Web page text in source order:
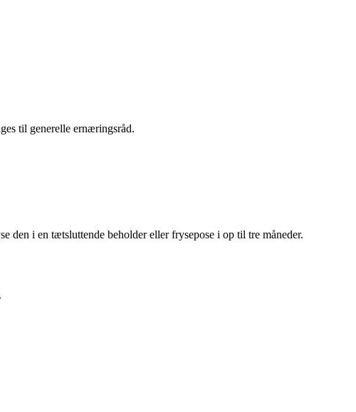
til generelle ernæringsråd.
den i en tætsluttende beholder eller frysepose i op til tre måneder.